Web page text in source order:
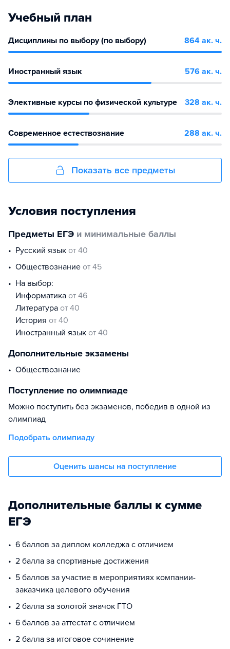
Учебный план
Дисциплины по выбору (по выбору) 864 ак. ч.
Иностранный язык 576 ак. ч.
Элективные курсы по физической культуре 328 ак. ч.
Современное естествознание 288 ак. ч.
Показать все предметы
Условия поступления
Предметы ЕГЭ и минимальные баллы
русский язык от 40
обществознание от 45
На выбор:
информатика от 46
литература от 40
история от 40
иностранный язык от 40
Дополнительные экзамены
Обществознание
Поступление по олимпиаде
Можно поступить без экзаменов, победив в одной из
олимпиад
Подобрать олимпиаду
Оценить шансы на поступление
Дополнительные баллы к сумме
ЕГЭ
6 баллов за диплом колледжа с отличием
2 балла за спортивные достижения
5 баллов за участие в мероприятиях компании-
заказчика целевого обучения
2 балла за золотой значок ГТО
6 баллов за аттестат с отличием
2 балла за итоговое сочинение